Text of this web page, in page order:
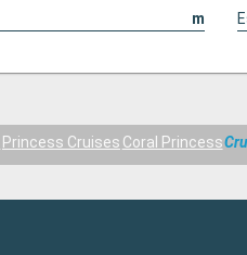
m
Princess Cruises Coral Princess